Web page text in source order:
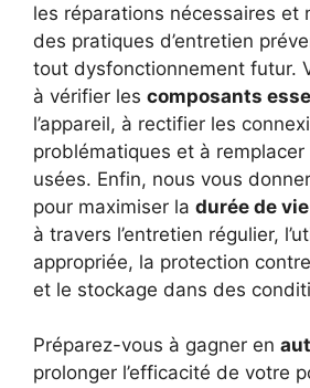
les réparations nécessaires et
des pratiques d’entretien
tout dysfonctionnement futur.
à vérifier les composants
l’appareil, à rectifier les
problématiques et à
usées. Enfin, nous vous
pour maximiser la durée de vie
à travers l’entretien régulier,
appropriée, la protection
et le stockage dans des
Préparez-vous à gagner en
prolonger l’efficacité de votre